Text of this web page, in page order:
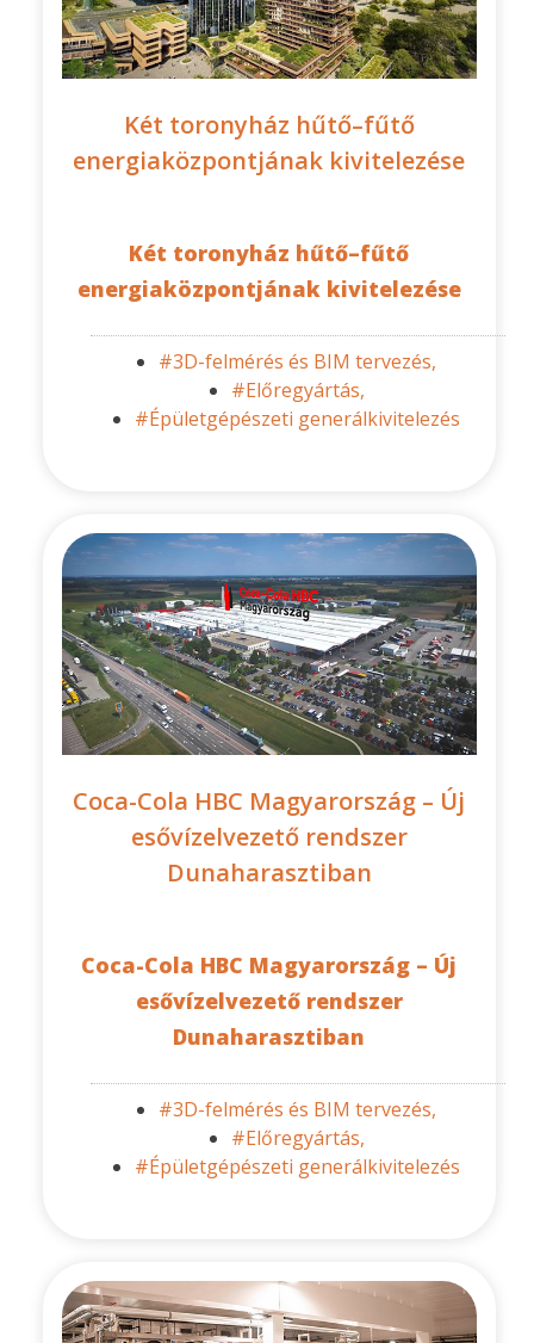
Két toronyház hűtő–fűtő
energiaközpontjának kivitelezése
Két toronyház hűtő–fűtő
energiaközpontjának kivitelezése
#3D-felmérés és BIM tervezés,
#Előregyártás,
#Épületgépészeti generálkivitelezés
Coca-Cola HBC Magyarország – Új
esővízelvezető rendszer
Dunaharasztiban
Coca-Cola HBC Magyarország – Új
esővízelvezető rendszer
Dunaharasztiban
#3D-felmérés és BIM tervezés,
#Előregyártás,
#Épületgépészeti generálkivitelezés